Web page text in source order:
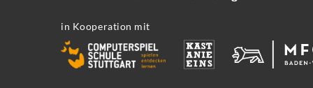
in Kooperation mit